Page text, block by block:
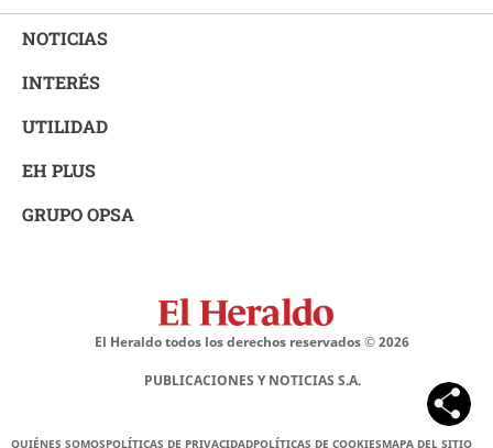
NOTICIAS
INTERÉS
UTILIDAD
EH PLUS
GRUPO OPSA
El Heraldo todos los derechos reservados ©2026
PUBLICACIONES Y NOTICIAS S.A.
QUIÉNES SOMOSPOLÍTICAS DE PRIVACIDADPOLÍTICAS DE COOKIESMAPA DEL SITIO